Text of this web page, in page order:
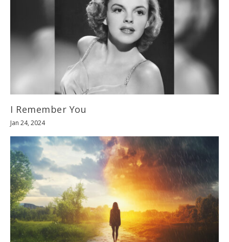
I Remember You
Jan 24, 2024